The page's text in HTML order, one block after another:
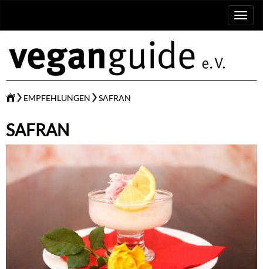
Toggle
EMPFEHLUNGEN SAFRAN
SAFRAN